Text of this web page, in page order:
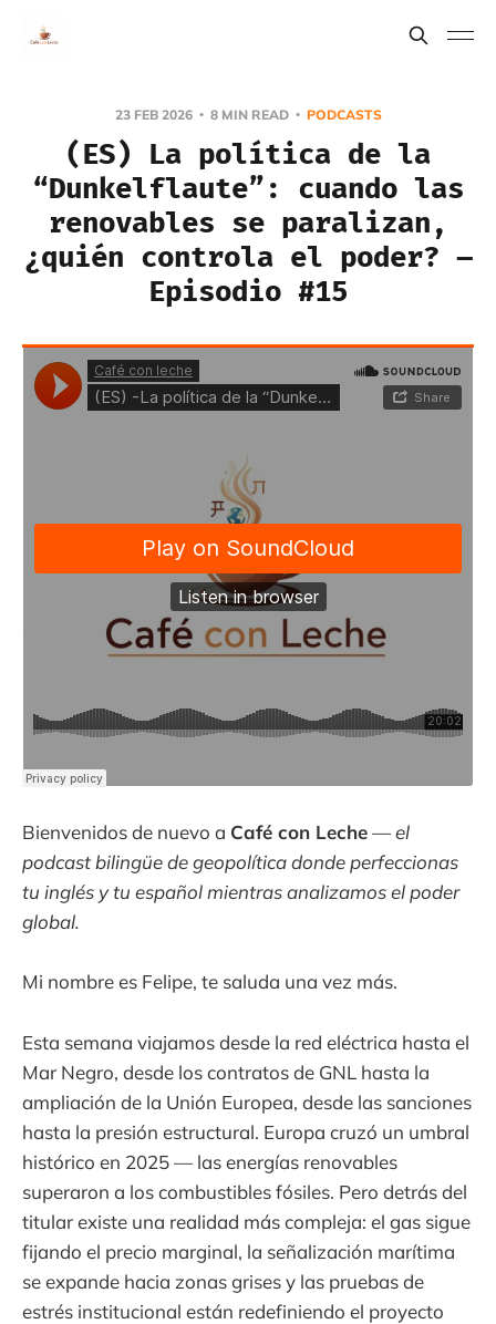
23 FEB 2026 8 MIN READ PODCASTS
(ES) La política de la
“Dunkelflaute”: cuando las
renovables se paralizan,
¿quién controla el poder? –
Episodio #15
Bienvenidos de nuevo a Café con Leche—el
podcast bilingüe de geopolítica donde perfeccionas
tu inglés y tu español mientras analizamos el poder
global.
Mi nombre es Felipe, te saluda una vez más.
Esta semana viajamos desde la red eléctrica hasta el
Mar Negro, desde los contratos de GNL hasta la
ampliación de la Unión Europea, desde las sanciones
hasta la presión estructural. Europa cruzó un umbral
histórico en 2025 — las energías renovables
superaron a los combustibles fósiles. Pero detrás del
titular existe una realidad más compleja: el gas sigue
fijando el precio marginal, la señalización marítima
se expande hacia zonas grises y las pruebas de
estrés institucional están redefiniendo el proyecto